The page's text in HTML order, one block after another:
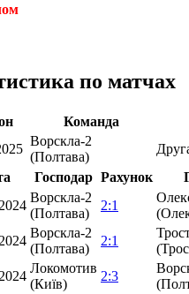
по матчах
Команда
Ворскла-2
(Полтава)
Господар Рахунок
Ворскла-2
(Полтава)
2:1
Ворскла-2
(Полтава)
2:1
Локомотив
(Київ)
2:3